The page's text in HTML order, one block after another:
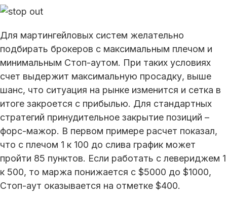
Для мартингейловых систем желательно
подбирать брокеров с максимальным плечом и
минимальным Стоп-аутом. При таких условиях
счет выдержит максимальную просадку, выше
шанс, что ситуация на рынке изменится и сетка в
итоге закроется с прибылью. Для стандартных
стратегий принудительное закрытие позиций –
форс-мажор. В первом примере расчет показал,
что с плечом 1 к 100 до слива график может
пройти 85 пунктов. Если работать с левериджем 1
к 500, то маржа понижается с $5000 до $1000,
Стоп-аут оказывается на отметке $400.